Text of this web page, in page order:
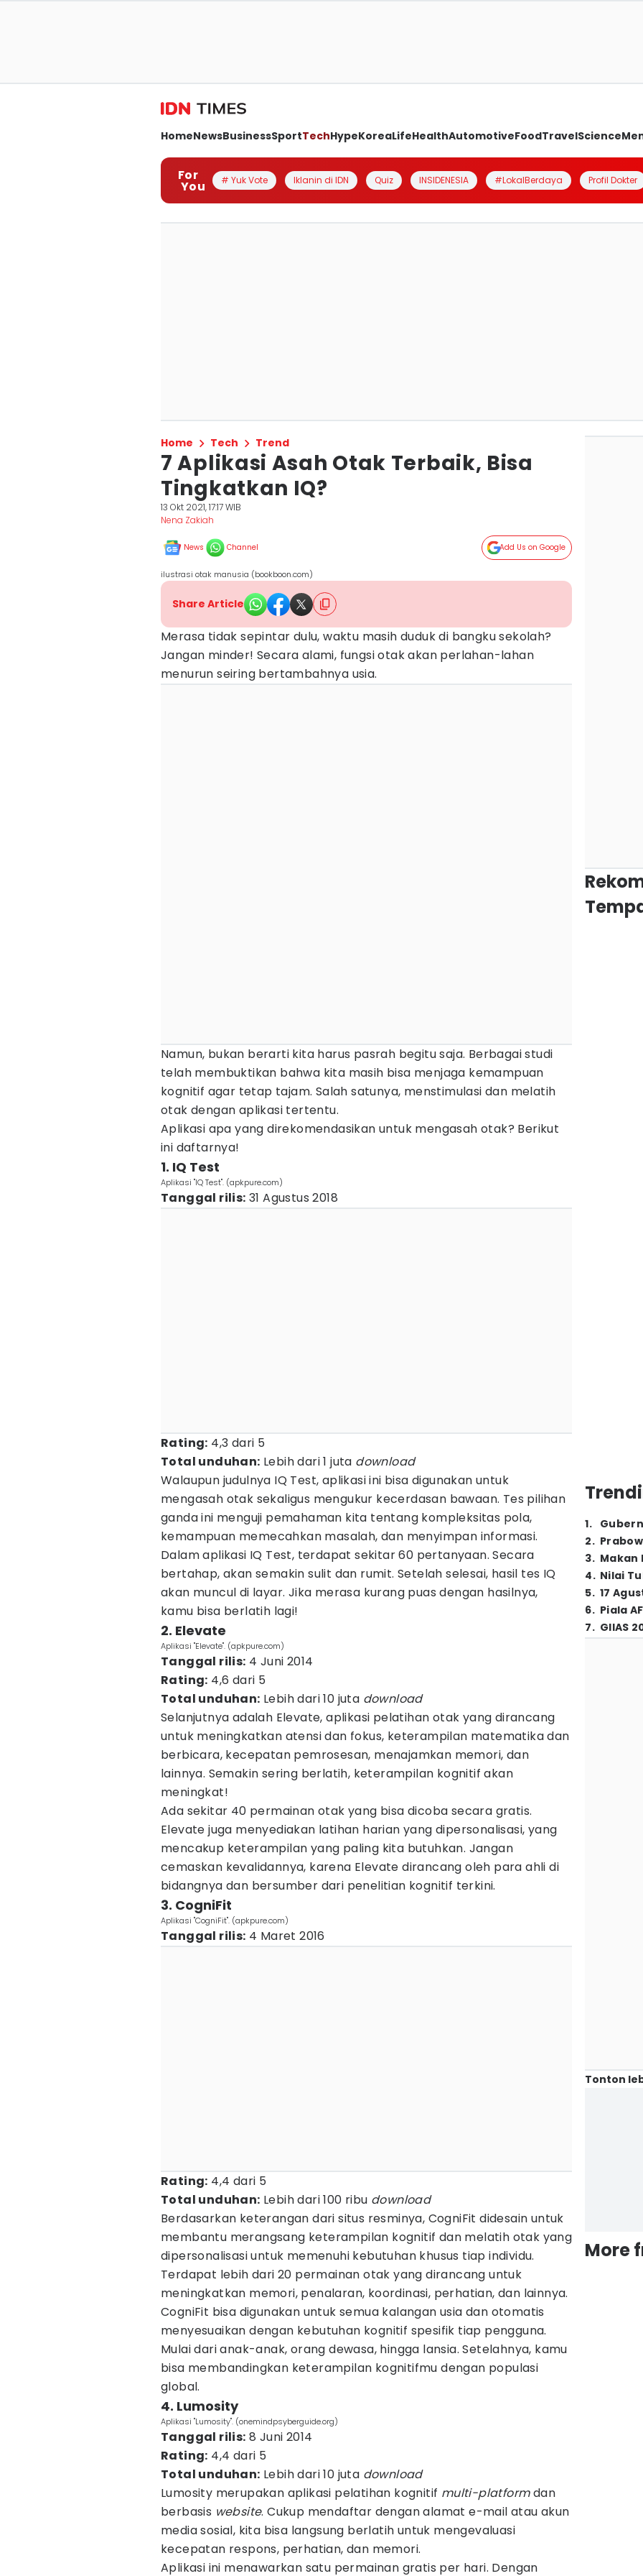
HomeNewsBusinessSportTechHypeKoreaLifeHealthAutomotiveFoodTravelScience
For
You # Yuk Vote Iklanin di IDN Quiz INSIDENESIA #LokalBerdaya Profil Dokter
Home Tech Trend
7 Aplikasi Asah Otak Terbaik, Bisa
Tingkatkan IQ?
13 Okt 2021, 17:17 WIB
Nena Zakiah
News Channel Add Us on Google
ilustrasi otak manusia (bookboon.com)
Share Article
Merasa tidak sepintar dulu, waktu masih duduk di bangku sekolah?
Jangan minder! Secara alami, fungsi otak akan perlahan-lahan
menurun seiring bertambahnya usia.
Namun, bukan berarti kita harus pasrah begitu saja. Berbagai studi
telah membuktikan bahwa kita masih bisa menjaga kemampuan
kognitif agar tetap tajam. Salah satunya, menstimulasi dan melatih
otak dengan aplikasi tertentu.
Aplikasi apa yang direkomendasikan untuk mengasah otak? Berikut
ini daftarnya!
1. IQ Test
Aplikasi "IQ Test". (apkpure.com)
Tanggal rilis: 31 Agustus 2018
Rating: 4,3 dari 5
Total unduhan: Lebih dari 1 juta download
Walaupun judulnya IQ Test, aplikasi ini bisa digunakan untuk
mengasah otak sekaligus mengukur kecerdasan bawaan. Tes pilihan
ganda ini menguji pemahaman kita tentang kompleksitas pola,
kemampuan memecahkan masalah, dan menyimpan informasi.
Dalam aplikasi IQ Test, terdapat sekitar 60 pertanyaan. Secara
bertahap, akan semakin sulit dan rumit. Setelah selesai, hasil tes IQ
akan muncul di layar. Jika merasa kurang puas dengan hasilnya,
kamu bisa berlatih lagi!
2. Elevate
Aplikasi "Elevate". (apkpure.com)
Tanggal rilis: 4 Juni 2014
Rating: 4,6 dari 5
Total unduhan: Lebih dari 10 juta download
Selanjutnya adalah Elevate, aplikasi pelatihan otak yang dirancang
untuk meningkatkan atensi dan fokus, keterampilan matematika dan
berbicara, kecepatan pemrosesan, menajamkan memori, dan
lainnya. Semakin sering berlatih, keterampilan kognitif akan
meningkat!
Ada sekitar 40 permainan otak yang bisa dicoba secara gratis.
Elevate juga menyediakan latihan harian yang dipersonalisasi, yang
mencakup keterampilan yang paling kita butuhkan. Jangan
cemaskan kevalidannya, karena Elevate dirancang oleh para ahli di
bidangnya dan bersumber dari penelitian kognitif terkini.
3. CogniFit
Aplikasi "CogniFit". (apkpure.com)
Tanggal rilis: 4 Maret 2016
Rating: 4,4 dari 5
Total unduhan: Lebih dari 100 ribu download
Berdasarkan keterangan dari situs resminya, CogniFit didesain untuk
membantu merangsang keterampilan kognitif dan melatih otak yang
dipersonalisasi untuk memenuhi kebutuhan khusus tiap individu.
Terdapat lebih dari 20 permainan otak yang dirancang untuk
meningkatkan memori, penalaran, koordinasi, perhatian, dan lainnya.
CogniFit bisa digunakan untuk semua kalangan usia dan otomatis
menyesuaikan dengan kebutuhan kognitif spesifik tiap pengguna.
Mulai dari anak-anak, orang dewasa, hingga lansia. Setelahnya, kamu
bisa membandingkan keterampilan kognitifmu dengan populasi
global.
4. Lumosity
Aplikasi "Lumosity". (onemindpsyberguide.org)
Tanggal rilis: 8 Juni 2014
Rating: 4,4 dari 5
Total unduhan: Lebih dari 10 juta download
Lumosity merupakan aplikasi pelatihan kognitif multi-platformdan
berbasis website. Cukup mendaftar dengan alamat e-mail atau akun
media sosial, kita bisa langsung berlatih untuk mengevaluasi
kecepatan respons, perhatian, dan memori.
Aplikasi ini menawarkan satu permainan gratis per hari. Dengan
1.
2.
3. Makan
4. Nilai
5. 17
6. Piala
7. GIIAS
Tonton
More